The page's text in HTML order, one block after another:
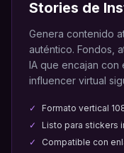
Stories de
Genera contenido
auténtico. Fondos,
IA que encajan con
influencer virtual
✓
Formato vertical
✓
Listo para stickers
✓
Compatible con